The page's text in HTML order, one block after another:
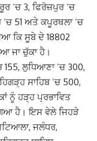
‘ਚ 3, ਫਿਰੋਜ਼ਪੁਰ ‘ਚ
51 ਅਤੇ ਕਪੂਰਥਲਾ ‘ਚ
ਕਿ ਸੂਬੇ ਦੇ 18802
ਜਾ ਚੁੱਕਾ ਹੈ।
155, ਲੁਧਿਆਣਾ ‘ਚ 300,
ਸਾਹਿਬ ‘ਚ 500,
ਨੂੰ ਹੜ੍ਹ ਪ੍ਰਭਾਵਿਤ
ਹੈ। ਇਸ ਵੇਲੇ ਜਿਹੜੇ
ਜਲੰਧਰ,